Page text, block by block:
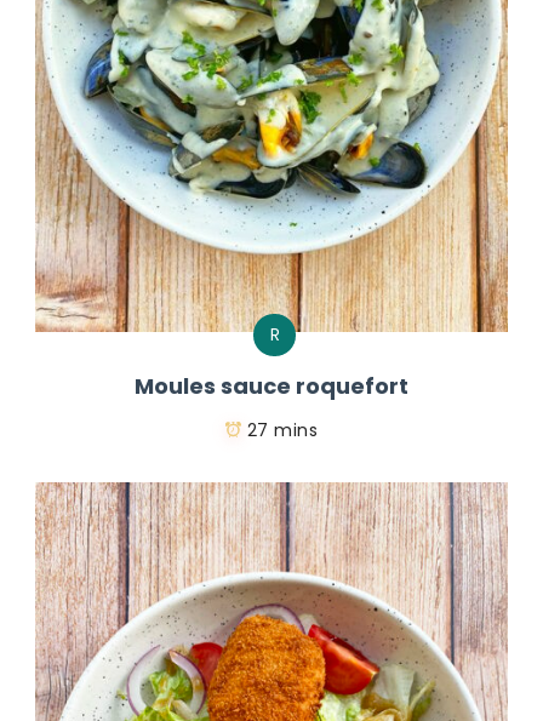
R
Moules sauce roquefort
27 mins